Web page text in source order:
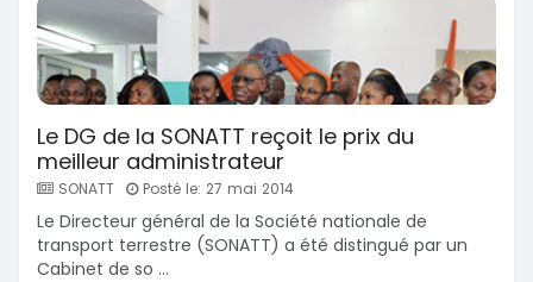
Le DG de la SONATT reçoit le prix du
meilleur administrateur
SONATT Posté le: 27 mai 2014
Le Directeur général de la Société nationale de
transport terrestre (SONATT) a été distingué par un
Cabinet de so ...